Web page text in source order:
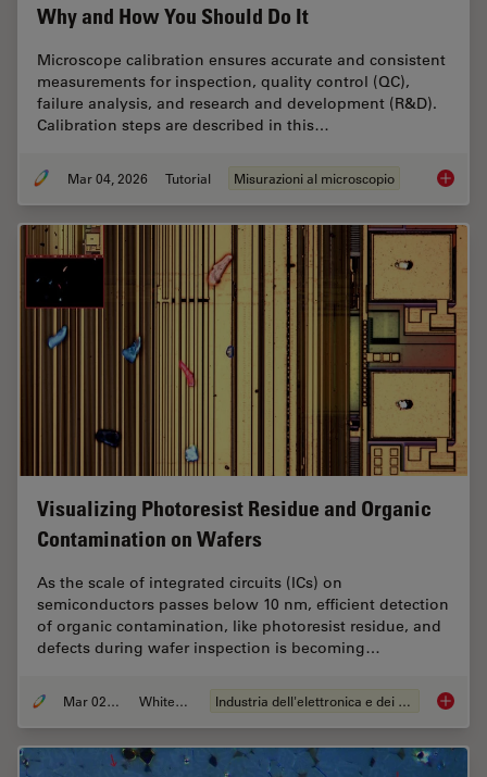
Why and How You Should Do It
Microscope calibration ensures accurate and consistent
measurements for inspection, quality control (QC),
failure analysis, and research and development (R&D).
Calibration steps are described in this…
Mar 04, 2026 Tutorial Misurazioni al microscopio
Visualizing Photoresist Residue and Organic
Contamination on Wafers
As the scale of integrated circuits (ICs) on
semiconductors passes below 10 nm, efficient detection
of organic contamination, like photoresist residue, and
defects during wafer inspection is becoming…
Mar 02, 2026 Whitepaper Industria dell'elettronica e dei semiconduttori